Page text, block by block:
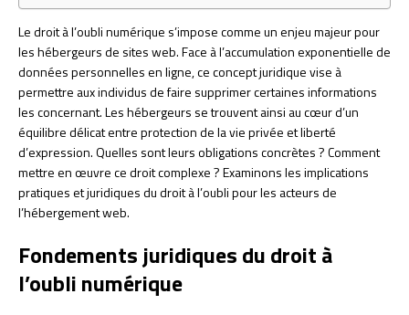
Le droit à l’oubli numérique s’impose comme un enjeu majeur pour
les hébergeurs de sites web. Face à l’accumulation exponentielle de
données personnelles en ligne, ce concept juridique vise à
permettre aux individus de faire supprimer certaines informations
les concernant. Les hébergeurs se trouvent ainsi au cœur d’un
équilibre délicat entre protection de la vie privée et liberté
d’expression. Quelles sont leurs obligations concrètes ? Comment
mettre en œuvre ce droit complexe ? Examinons les implications
pratiques et juridiques du droit à l’oubli pour les acteurs de
l’hébergement web.
Fondements juridiques du droit à
l’oubli numérique